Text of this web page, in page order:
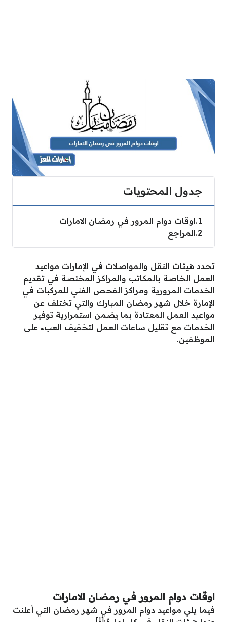
جدول المحتويات
1 اوقات دوام المرور في رمضان الامارات
2 المراجع
تحدد هيئات النقل والمواصلات في الإمارات مواعيد
العمل الخاصة بالمكاتب والمراكز المختصة في تقديم
الخدمات المرورية ومراكز الفحص الفني للمركبات في
الإمارة خلال شهر رمضان المبارك والتي تختلف عن
مواعيد العمل المعتادة بما يضمن استمرارية توفير
الخدمات مع تقليل ساعات العمل لتخفيف العبء على
الموظفين.
اوقات دوام المرور في رمضان الامارات
فيما يلي مواعيد دوام المرور في شهر رمضان التي أعلنت
[1]